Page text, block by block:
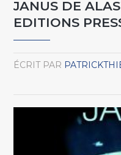
JANUS DE
EDITIONS
ÉCRIT PAR